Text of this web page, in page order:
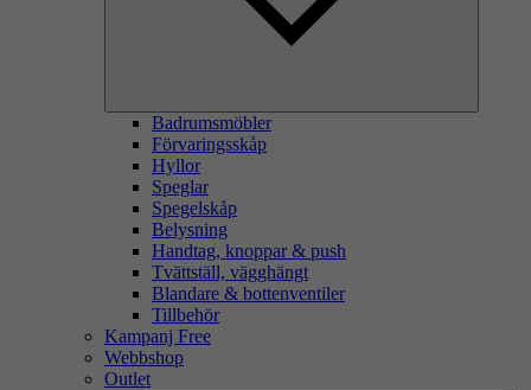
Badrumsmöbler
Förvaringsskåp
Hyllor
Speglar
Spegelskåp
Belysning
Handtag, knoppar & push
Tvättställ, vägghängt
Blandare & bottenventiler
Tillbehör
Kampanj Free
Webbshop
Outlet